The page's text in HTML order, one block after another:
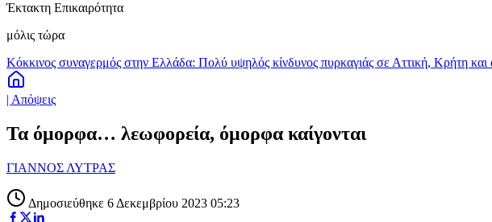
Έκτακτη Επικαιρότητα
μόλις τώρα
Κόκκινος συναγερμός στην Ελλάδα: Πολύ υψηλός κίνδυνος πυρκαγιάς σε Αττική, Κρήτη και
| Απόψεις
Τα όμορφα… λεωφορεία, όμορφα καίγονται
ΓΙΑΝΝΟΣ ΛΥΤΡΑΣ
Δημοσιεύθηκε 6 Δεκεμβρίου 2023 05:23